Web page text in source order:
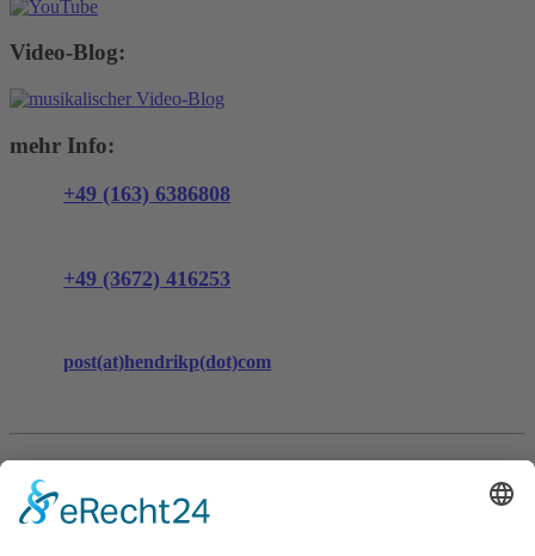
Video-Blog:
mehr Info:
+49 (163) 6386808
+49 (3672) 416253
post(at)hendrikp(dot)com